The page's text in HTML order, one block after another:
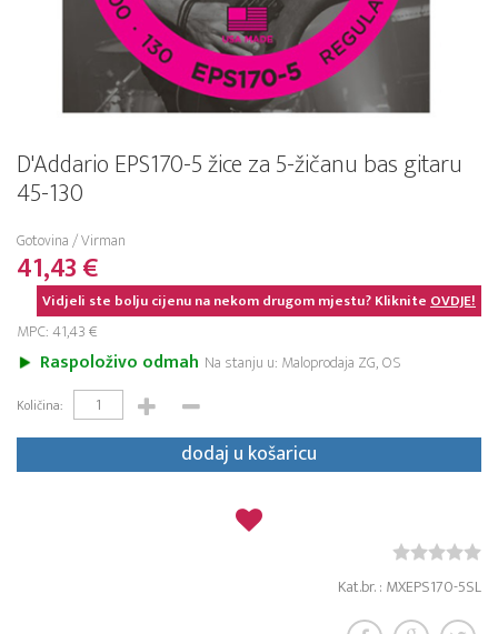
D'Addario EPS170-5 žice za 5-žičanu bas gitaru
45-130
Gotovina / Virman
41,43 €
Vidjeli ste bolju cijenu na nekom drugom mjestu? KlikniteOVDJE!
MPC: 41,43 €
Raspoloživo odmah Na stanju u: Maloprodaja ZG, OS
Količina:
dodaj u košaricu
Kat.br. : MXEPS170-5SL